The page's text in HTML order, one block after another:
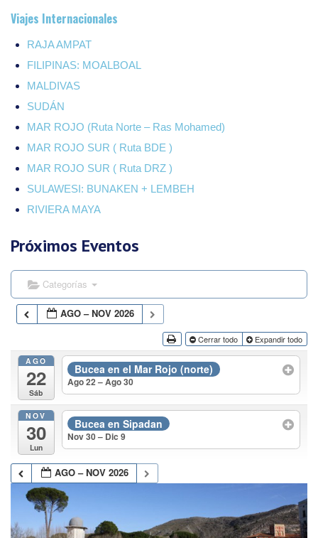
Viajes Internacionales
RAJA AMPAT
FILIPINAS: MOALBOAL
MALDIVAS
SUDÁN
MAR ROJO (Ruta Norte – Ras Mohamed)
MAR ROJO SUR ( Ruta BDE )
MAR ROJO SUR ( Ruta DRZ )
SULAWESI: BUNAKEN + LEMBEH
RIVIERA MAYA
Próximos Eventos
Categorías
AGO – NOV 2026
Cerrar todo Expandir todo
AGO
22
Sáb
Bucea en el Mar Rojo (norte)
Ago 22 – Ago 30
NOV
30
Lun
Bucea en Sipadan
Nov 30 – Dic 9
AGO – NOV 2026